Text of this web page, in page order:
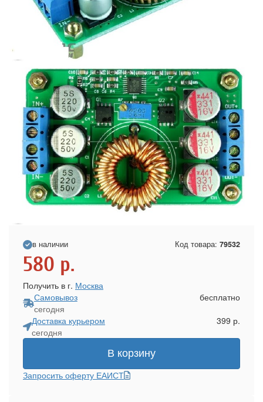
в наличии Код товара: 79532
580 р.
Получить в г. Москва
Самовывоз
сегодня
бесплатно
Доставка курьером
сегодня
399 р.
В корзину
Запросить оферту ЕАИСТ